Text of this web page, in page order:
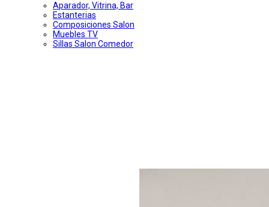
Aparador, Vitrina, Bar
Estanterias
Composiciones Salon
Muebles TV
Sillas Salon Comedor